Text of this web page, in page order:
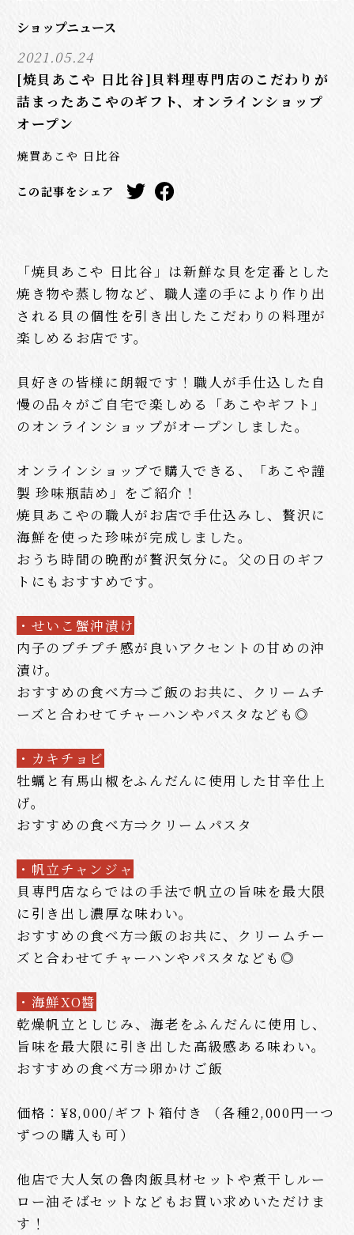
ショップニュース
2021.05.24
[焼貝あこや 日比谷]貝料理専門店のこだわりが
詰まったあこやのギフト、オンラインショップ
オープン
焼買あこや 日比谷
この記事をシェア
「焼貝あこや 日比谷」は新鮮な貝を定番とした
焼き物や蒸し物など、職人達の手により作り出
される貝の個性を引き出したこだわりの料理が
楽しめるお店です。
貝好きの皆様に朗報です！職人が手仕込した自
慢の品々がご自宅で楽しめる「あこやギフト」
のオンラインショップがオープンしました。
オンラインショップで購入できる、「あこや謹
製 珍味瓶詰め」をご紹介！
焼貝あこやの職人がお店で手仕込みし、贅沢に
海鮮を使った珍味が完成しました。
おうち時間の晩酌が贅沢気分に。父の日のギフ
トにもおすすめです。
・せいこ蟹沖漬け
内子のプチプチ感が良いアクセントの甘めの沖
漬け。
おすすめの食べ方⇒ご飯のお共に、クリームチ
ーズと合わせてチャーハンやパスタなども◎
・カキチョビ
牡蠣と有馬山椒をふんだんに使用した甘辛仕上
げ。
おすすめの食べ方⇒クリームパスタ
・帆立チャンジャ
貝専門店ならではの手法で帆立の旨味を最大限
に引き出し濃厚な味わい。
おすすめの食べ方⇒飯のお共に、クリームチー
ズと合わせてチャーハンやパスタなども◎
・海鮮XO醬
乾燥帆立としじみ、海老をふんだんに使用し、
旨味を最大限に引き出した高級感ある味わい。
おすすめの食べ方⇒卵かけご飯
価格：¥8,000/ギフト箱付き （各種2,000円一つ
ずつの購入も可）
他店で大人気の魯肉飯具材セットや煮干しルー
ロー油そばセットなどもお買い求めいただけま
す！